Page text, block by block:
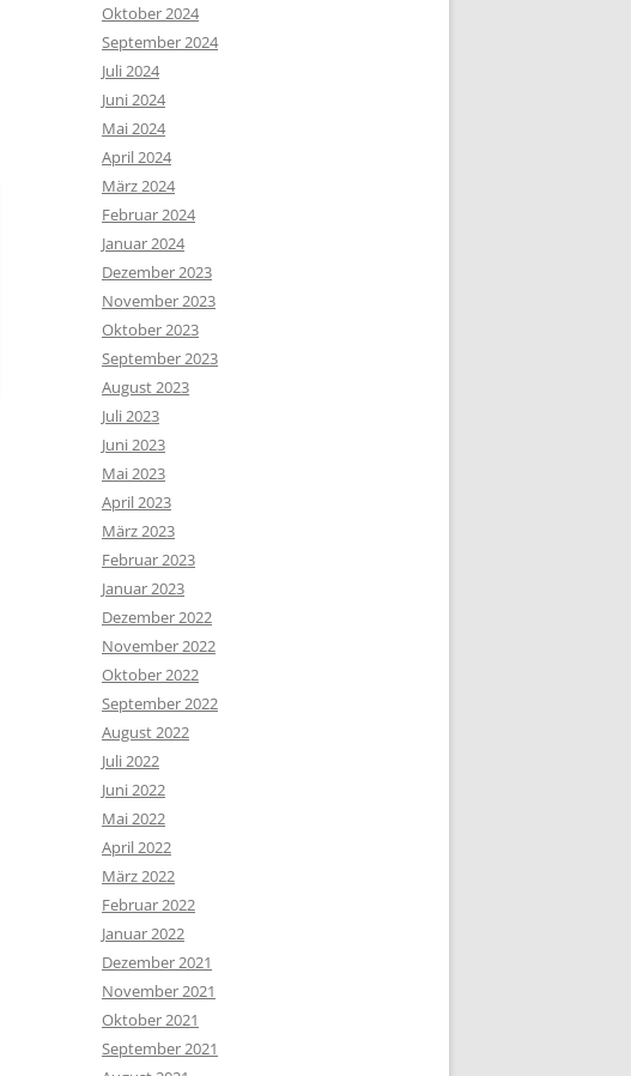
Oktober 2024
September 2024
Juli 2024
Juni 2024
Mai 2024
April 2024
März 2024
Februar 2024
Januar 2024
Dezember 2023
November 2023
Oktober 2023
September 2023
August 2023
Juli 2023
Juni 2023
Mai 2023
April 2023
März 2023
Februar 2023
Januar 2023
Dezember 2022
November 2022
Oktober 2022
September 2022
August 2022
Juli 2022
Juni 2022
Mai 2022
April 2022
März 2022
Februar 2022
Januar 2022
Dezember 2021
November 2021
Oktober 2021
September 2021